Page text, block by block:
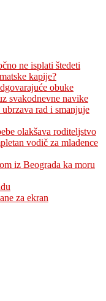
ne isplati štedeti
kapije?
obuke
svakodnevne navike
rad i smanjuje
olakšava roditeljstvo
vodič za mladence
iz Beograda ka moru
za ekran